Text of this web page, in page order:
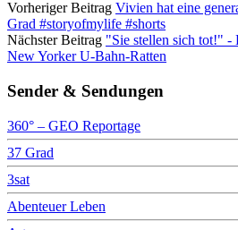
Vorheriger Beitrag Vivien hat eine
Grad #storyofmylife #shorts
Nächster Beitrag "Sie stellen sich tot!" -
New Yorker U-Bahn-Ratten
Sender & Sendungen
360° – GEO Reportage
37 Grad
3sat
Abenteuer Leben